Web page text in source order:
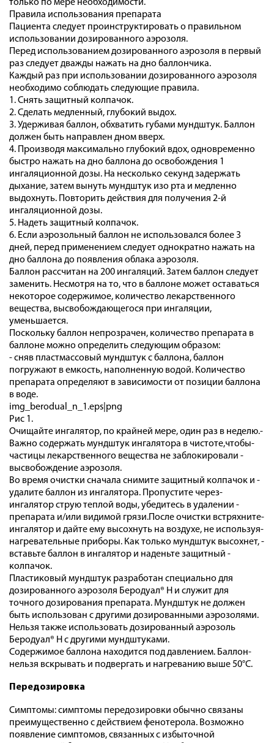
­только ­по ­мере­ необходимости.
Правила использования препарата
Пациента следует проинструктировать о правильном
использовании дозированного аэрозоля.
Перед использованием дозированного аэрозоля в первый
раз следует дважды нажать на дно баллончика.
Каждый раз при использовании дозированного аэрозоля
необходимо соблюдать следующие правила.
1. Снять защитный колпачок.
2. Сделать медленный, глубокий выдох.
3. Удерживая баллон, обхватить губами мундштук. Баллон
должен быть направлен дном вверх.
4. Производя максимально глубокий вдох, одновременно
быстро нажать на дно баллона до освобождения 1
ингаляционной дозы. На несколько секунд задержать
дыхание, затем вынуть мундштук изо рта и медленно
выдохнуть. Повторить действия для получения 2-й
ингаляционной дозы.
5. Надеть защитный колпачок.
6. Если аэрозольный баллон не использовался более 3
дней, перед применением следует однократно нажать на
дно баллона до появления облака аэрозоля.
Баллон рассчитан на 200 ингаляций. Затем баллон следует
заменить. Несмотря на то, что в баллоне может оставаться
некоторое содержимое, количество лекарственного
вещества, высвобождающегося при ингаляции,
уменьшается.
Поскольку баллон непрозрачен, количество препарата в
баллоне можно определить следующим образом:
- сняв пластмассовый мундштук с баллона, баллон
погружают в емкость, наполненную водой. Количество
препарата определяют в зависимости от позиции баллона
в воде.
img_berodual_n_1.eps|png
Рис 1.
Очищайте ­ингалятор, ­по ­крайней ­мере,­ один­ раз ­в ­неделю.­
Важно­ содержать­ мундштук ­ингалятора ­в ­чистоте,­чтобы­
частицы лекарственного ­вещества­ не ­заблокировали ­
высвобождение ­аэрозоля.
Во ­время ­очистки ­сначала ­снимите­ защитный ­колпачок ­и ­
удалите ­баллон ­из ­ингалятора. ­Пропустите­ через­
ингалятор ­струю теплой ­воды,­ убедитесь ­в ­удалении ­
препарата ­и/или ­видимой­ грязи.­После ­очистки ­встряхните­
ингалятор ­и ­дайте ­ему высохнуть ­на ­воздухе, ­не ­используя­
нагревательные ­приборы.­ Как ­только ­мундштук­ высохнет, ­
вставьте ­баллон ­в ­ингалятор­ и­ наденьте ­защитный ­
колпачок.
Пластиковый мундштук разработан специально для
дозированного аэрозоля Беродуал® Н и служит для
точного дозирования препарата. Мундштук не должен
быть использован с другими дозированными аэрозолями.
Нельзя также использовать дозированный аэрозоль
Беродуал® Н с другими мундштуками.
Содержимое ­баллона ­находится ­под ­давлением.­ Баллон­
нельзя­ вскрывать ­и ­подвергать и ­нагреванию ­выше ­50°­С.
Передозировка
Симптомы: симптомы передозировки обычно связаны
преимущественно с действием фенотерола. Возможно
появление симптомов, связанных с избыточной